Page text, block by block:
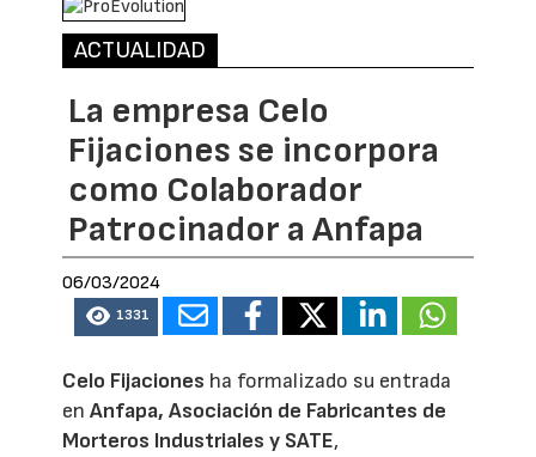
ACTUALIDAD
La empresa Celo
Fijaciones se incorpora
como Colaborador
Patrocinador a Anfapa
06/03/2024
1331
Celo Fijaciones ha formalizado su entrada
enAnfapa, Asociación de Fabricantes de
Morteros Industriales y SATE,